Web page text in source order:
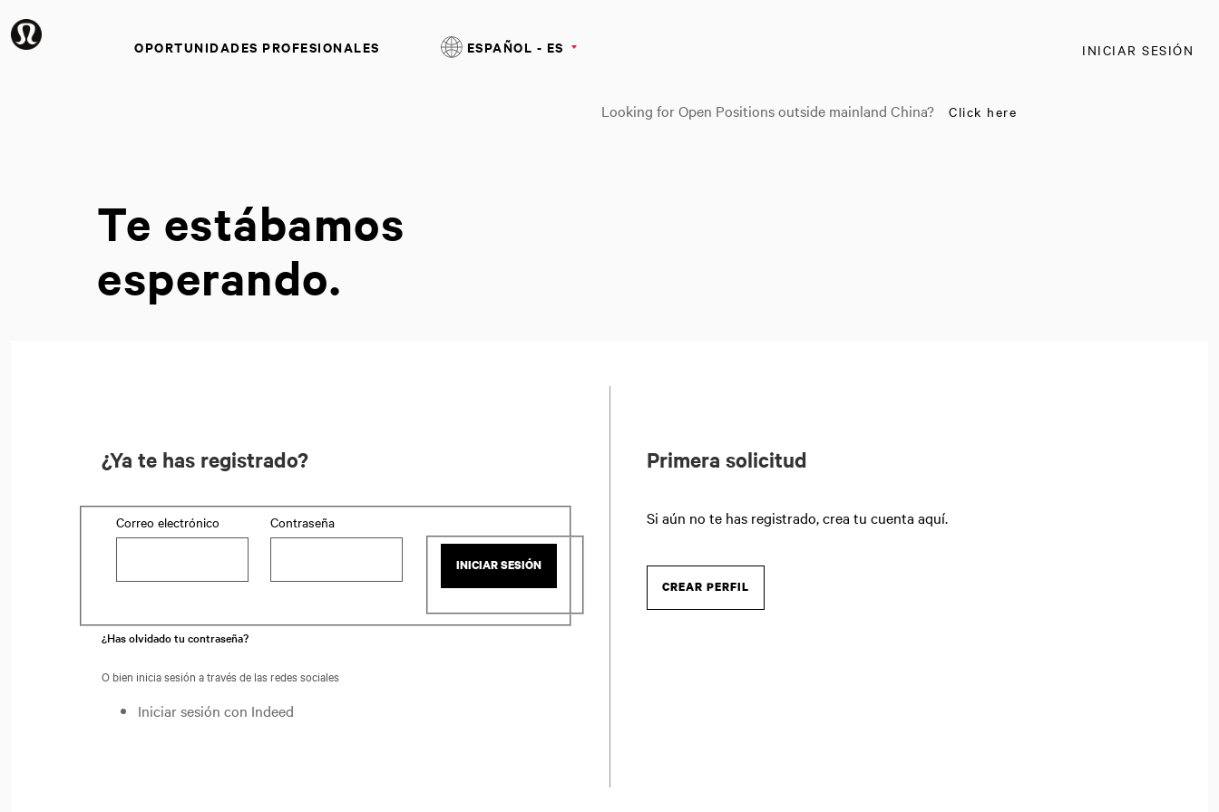
OPORTUNIDADES PROFESIONALES INICIAR SESIÓN
ESPAÑOL - ES
Looking for Open Positions outside mainland China? Click here
Te estábamos
esperando.
¿Ya te has registrado?
Login: user and password
Correo electrónico Contraseña
INICIAR SESIÓN
¿Has olvidado tu contraseña?
O bien inicia sesión a través de las redes sociales
Iniciar sesión con Indeed
Primera solicitud
Si aún no te has registrado, crea tu cuenta aquí.
CREAR PERFIL